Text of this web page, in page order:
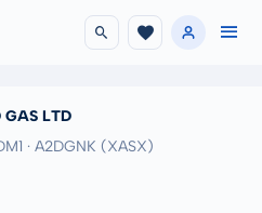
GAS LTD
· A2DGNK (XASX)